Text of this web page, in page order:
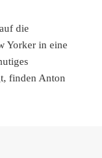
die
Yorker in eine
finden Anton
Die Prinzessin und der